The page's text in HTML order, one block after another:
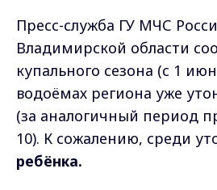
Пресс-служба ГУ МЧС
Владимирской области
купального сезона (с 1
водоёмах региона уже
(за аналогичный период
10). К сожалению, среди
ребёнка.